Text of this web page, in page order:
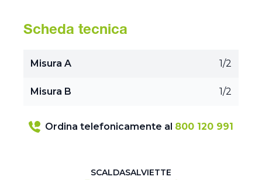
Scheda tecnica
Misura A 1/2
Misura B 1/2
Ordina telefonicamente al 800 120 991
SCALDASALVIETTE